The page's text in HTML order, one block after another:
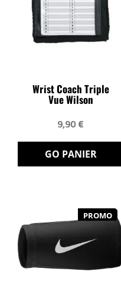
Wrist Coach Triple
Vue Wilson
9,90 €
GO PANIER
PROMO